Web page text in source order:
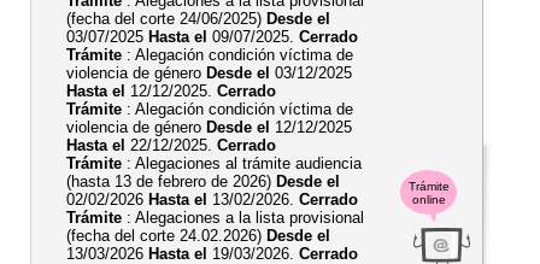
Trámite
online
(fecha del corte 24/06/2025) Desde el
03/07/2025 Hasta el 09/07/2025. Cerrado
Trámite : Alegación condición víctima de
violencia de género Desde el 03/12/2025
Hasta el 12/12/2025. Cerrado
Trámite : Alegación condición víctima de
violencia de género Desde el 12/12/2025
Hasta el 22/12/2025. Cerrado
Trámite : Alegaciones al trámite audiencia
(hasta 13 de febrero de 2026) Desde el
02/02/2026 Hasta el 13/02/2026. Cerrado
Trámite : Alegaciones a la lista provisional
(fecha del corte 24.02.2026) Desde el
13/03/2026 Hasta el 19/03/2026. Cerrado